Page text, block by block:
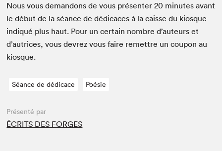
Nous vous deman­dons de vous présen­ter20 min­utes avant
le début de la séance de dédi­caces à la caisse du kiosque
indiqué plus haut. Pour un cer­tain nom­bre d’auteurs et
d’autrices, vous devrez vous faire remet­tre un coupon au
kiosque.
Séance de dédicace Poésie
Présenté par
ÉCRITS DES FORGES